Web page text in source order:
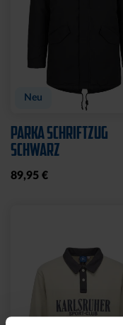
Neu
PARKA SCHRIFTZUG
SCHWARZ
89,95 €